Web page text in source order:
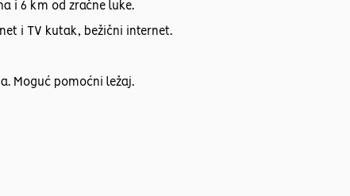
i 6 km od zračne luke.
i TV kutak, bežični internet.
Moguć pomoćni ležaj.